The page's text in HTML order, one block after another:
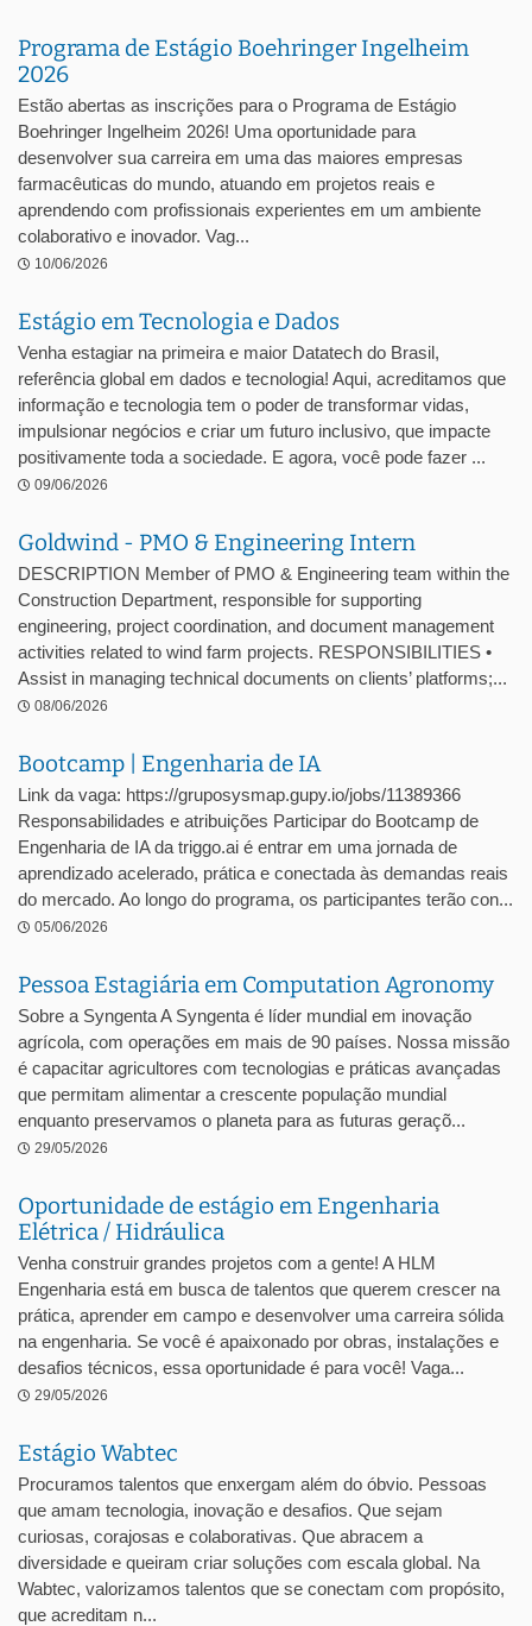
Programa de Estágio Boehringer Ingelheim
2026
Estão abertas as inscrições para o Programa de Estágio
Boehringer Ingelheim 2026! Uma oportunidade para
desenvolver sua carreira em uma das maiores empresas
farmacêuticas do mundo, atuando em projetos reais e
aprendendo com profissionais experientes em um ambiente
colaborativo e inovador. Vag...
10/06/2026
Estágio em Tecnologia e Dados
Venha estagiar na primeira e maior Datatech do Brasil,
referência global em dados e tecnologia! Aqui, acreditamos que
informação e tecnologia tem o poder de transformar vidas,
impulsionar negócios e criar um futuro inclusivo, que impacte
positivamente toda a sociedade. E agora, você pode fazer ...
09/06/2026
Goldwind - PMO & Engineering Intern
DESCRIPTION Member of PMO & Engineering team within the
Construction Department, responsible for supporting
engineering, project coordination, and document management
activities related to wind farm projects. RESPONSIBILITIES •
Assist in managing technical documents on clients’ platforms;...
08/06/2026
Bootcamp | Engenharia de IA
Link da vaga: https://gruposysmap.gupy.io/jobs/11389366
Responsabilidades e atribuições Participar do Bootcamp de
Engenharia de IA da triggo.ai é entrar em uma jornada de
aprendizado acelerado, prática e conectada às demandas reais
do mercado. Ao longo do programa, os participantes terão con...
05/06/2026
Pessoa Estagiária em Computation Agronomy
Sobre a Syngenta A Syngenta é líder mundial em inovação
agrícola, com operações em mais de 90 países. Nossa missão
é capacitar agricultores com tecnologias e práticas avançadas
que permitam alimentar a crescente população mundial
enquanto preservamos o planeta para as futuras geraçõ...
29/05/2026
Oportunidade de estágio em Engenharia
Elétrica / Hidráulica
Venha construir grandes projetos com a gente! A HLM
Engenharia está em busca de talentos que querem crescer na
prática, aprender em campo e desenvolver uma carreira sólida
na engenharia. Se você é apaixonado por obras, instalações e
desafios técnicos, essa oportunidade é para você! Vaga...
29/05/2026
Estágio Wabtec
Procuramos talentos que enxergam além do óbvio. Pessoas
que amam tecnologia, inovação e desafios. Que sejam
curiosas, corajosas e colaborativas. Que abracem a
diversidade e queiram criar soluções com escala global. Na
Wabtec, valorizamos talentos que se conectam com propósito,
que acreditam n...